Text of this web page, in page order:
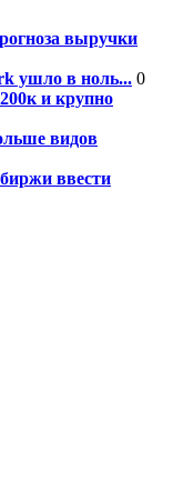
выручки
ушло в ноль... 0
и крупно
видов
ввести